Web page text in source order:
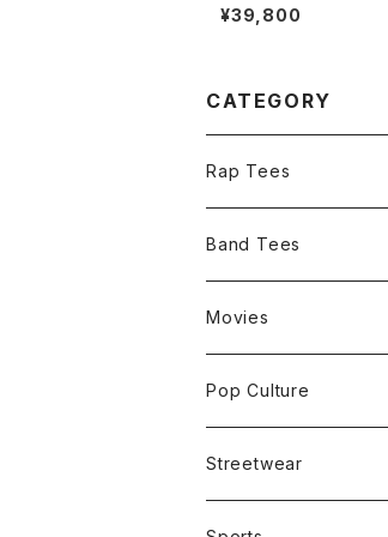
ers 2006 Stadium A
rcadium Ringer Ban
¥39,800
CATEGORY
Rap Tees
Band Tees
Movies
Pop Culture
Streetwear